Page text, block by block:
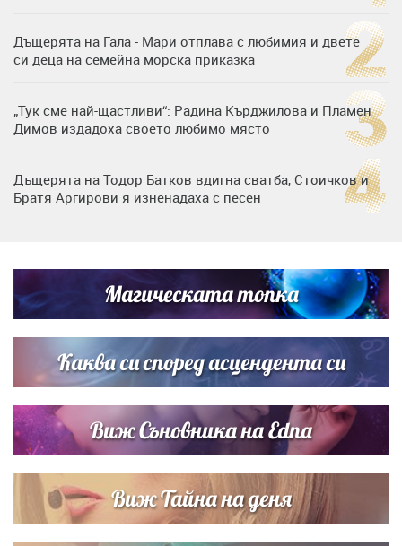
Дъщерята на Гала - Мари отплава с любимия и двете
си деца на семейна морска приказка
„Тук сме най-щастливи“: Радина Кърджилова и Пламен
Димов издадоха своето любимо място
Дъщерята на Тодор Батков вдигна сватба, Стоичков и
Братя Аргирови я изненадаха с песен
Списъкът е ясен: Джей Ло и Риана във ВИП гостите на
сватбата на Роналдо
Магическата топка
Каква си според асцендента си
Виж Съновника на Edna
Виж Тайна на деня